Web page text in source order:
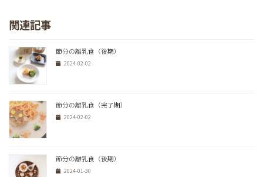
関連記事
節分の離乳食（後期）
2024-02-02
節分の離乳食（完了期）
2024-02-02
節分の離乳食（後期）
2024-01-30